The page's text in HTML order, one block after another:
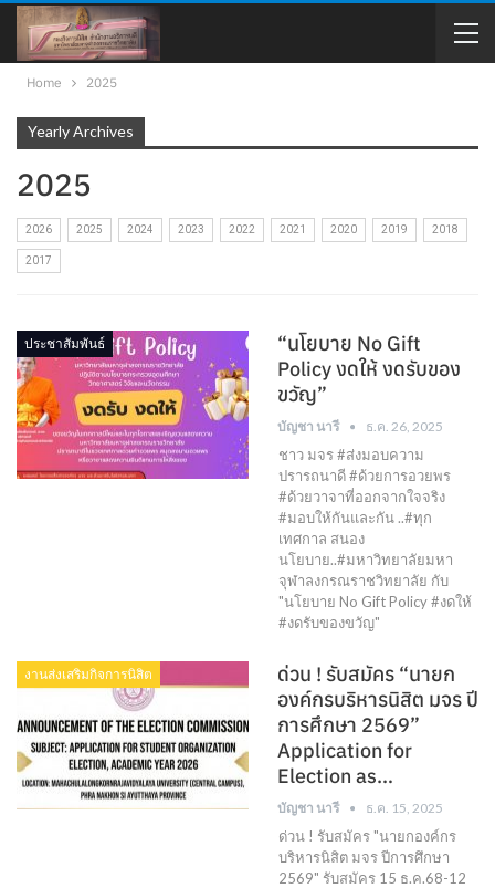
Home 2025
Yearly Archives
2025
2026 2025 2024 2023 2022 2021 2020 2019 2018
2017
ประชาสัมพันธ์
“นโยบาย No Gift
Policy งดให้ งดรับของ
ขวัญ”
บัญชา นารี ธ.ค. 26, 2025
ชาว มจร #ส่งมอบความ
ปรารถนาดี #ด้วยการอวยพร
#ด้วยวาจาที่ออกจากใจจริง
#มอบให้กันและกัน ..#ทุก
เทศกาล สนอง
นโยบาย..#มหาวิทยาลัยมหา
จุฬาลงกรณราชวิทยาลัย กับ
"นโยบาย No Gift Policy #งดให้
#งดรับของขวัญ"
งานส่งเสริมกิจการนิสิต
ด่วน ! รับสมัคร “นายก
องค์กรบริหารนิสิต มจร ปี
การศึกษา 2569”
Application for
Election as…
บัญชา นารี ธ.ค. 15, 2025
ด่วน ! รับสมัคร "นายกองค์กร
บริหารนิสิต มจร ปีการศึกษา
2569" รับสมัคร 15 ธ.ค.68-12